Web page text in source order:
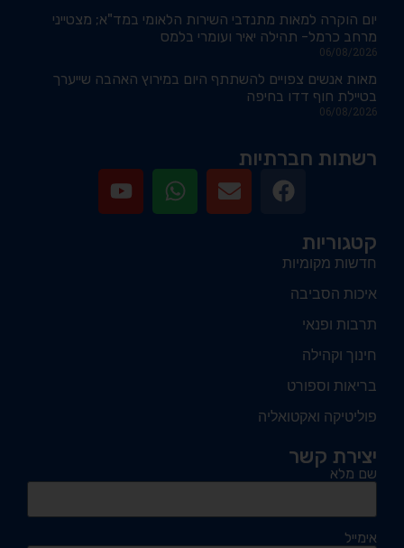
יום הוקרה למאות מתנדבי השירות הלאומי במד"א; מצטייני
מרחב כרמל- תהילה יאיר ועומרי בלמס
06/08/2026
מאות אנשים צפויים להשתתף היום במירוץ האהבה שייערך
בטיילת חוף דדו בחיפה
06/08/2026
רשתות חברתיות
קטגוריות
חדשות מקומיות
איכות הסביבה
תרבות ופנאי
חינוך וקהילה
בריאות וספורט
פוליטיקה ואקטואליה
יצירת קשר
שם מלא
אימייל